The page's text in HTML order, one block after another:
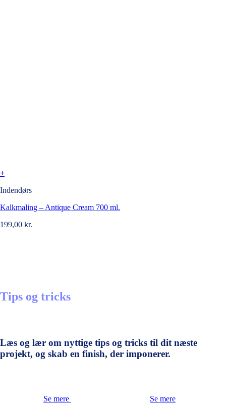
+
Indendørs
Kalkmaling – Antique Cream 700 ml.
199,00 kr.
Tips og tricks
Læs og lær om nyttige tips og tricks til dit næste
projekt, og skab en finish, der imponerer.
Se mere Se mere